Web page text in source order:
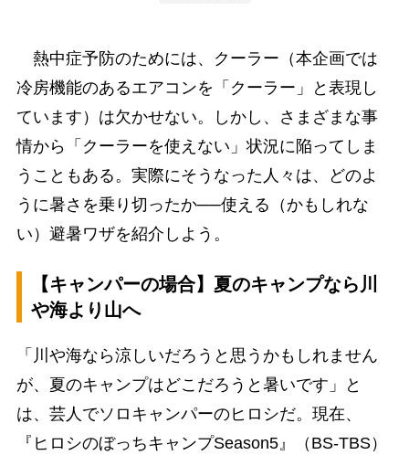
熱中症予防のためには、クーラー（本企画では
冷房機能のあるエアコンを「クーラー」と表現し
ています）は欠かせない。しかし、さまざまな事
情から「クーラーを使えない」状況に陥ってしま
うこともある。実際にそうなった人々は、どのよ
うに暑さを乗り切ったか──使える（かもしれな
い）避暑ワザを紹介しよう。
【キャンパーの場合】夏のキャンプなら川
や海より山へ
「川や海なら涼しいだろうと思うかもしれません
が、夏のキャンプはどこだろうと暑いです」と
は、芸人でソロキャンパーのヒロシだ。現在、
『ヒロシのぼっちキャンプSeason5』（BS-TBS）